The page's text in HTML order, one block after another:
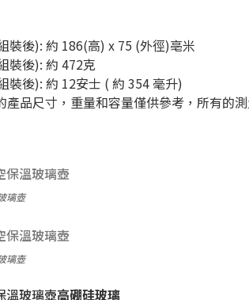
裝後): 約 186(高) x 75 (外徑)亳米
裝後): 約 472克
裝後): 約 12安士 ( 約 354 毫升)
產品尺寸，重量和容量僅供參考，所有的
璃壺
璃壺
溫玻璃壺高硼硅玻璃